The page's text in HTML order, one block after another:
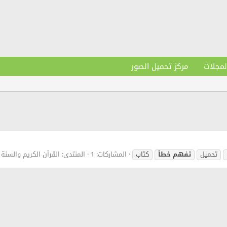
مركز تحميل الصور
تحميل تفهمخطأ كتاب المشاركات: 1 المنتدى: القراَن الكريم والسنة